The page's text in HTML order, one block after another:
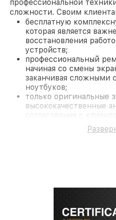
профессиональной
сложности. Своим
бесплатную
которая является
восстановления
устройств;
профессиональный
начиная со смены
заканчивая
ноутбуков;
только оригинальные
высококачественные
согласования с
На все работы и
предоставляется
современное